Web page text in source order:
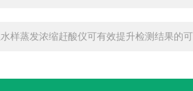
样蒸发浓缩赶酸仪可有效提升检测结果的